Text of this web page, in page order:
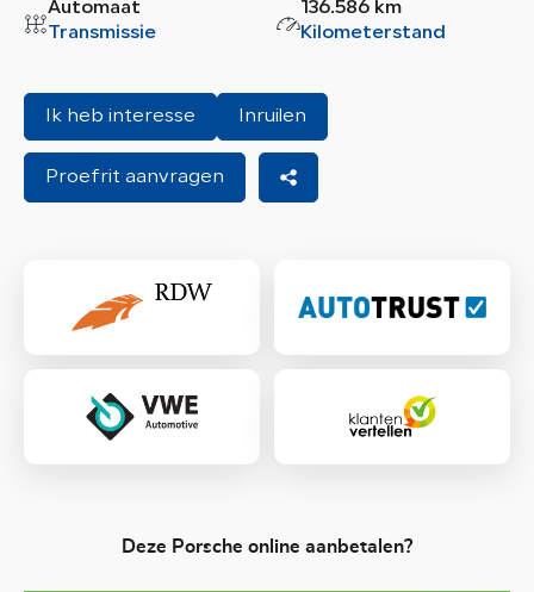
Automaat
Transmissie
136.586 km
Kilometerstand
Ik heb interesse Inruilen
Proefrit aanvragen
Deze Porsche online aanbetalen?